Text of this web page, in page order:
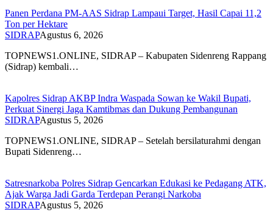
Panen Perdana PM-AAS Sidrap Lampaui Target, Hasil Capai 11,2
Ton per Hektare
SIDRAPAgustus 6, 2026
TOPNEWS1.ONLINE, SIDRAP – Kabupaten Sidenreng Rappang
(Sidrap) kembali…
Kapolres Sidrap AKBP Indra Waspada Sowan ke Wakil Bupati,
Perkuat Sinergi Jaga Kamtibmas dan Dukung Pembangunan
SIDRAPAgustus 5, 2026
TOPNEWS1.ONLINE, SIDRAP – Setelah bersilaturahmi dengan
Bupati Sidenreng…
Satresnarkoba Polres Sidrap Gencarkan Edukasi ke Pedagang ATK,
Ajak Warga Jadi Garda Terdepan Perangi Narkoba
SIDRAPAgustus 5, 2026